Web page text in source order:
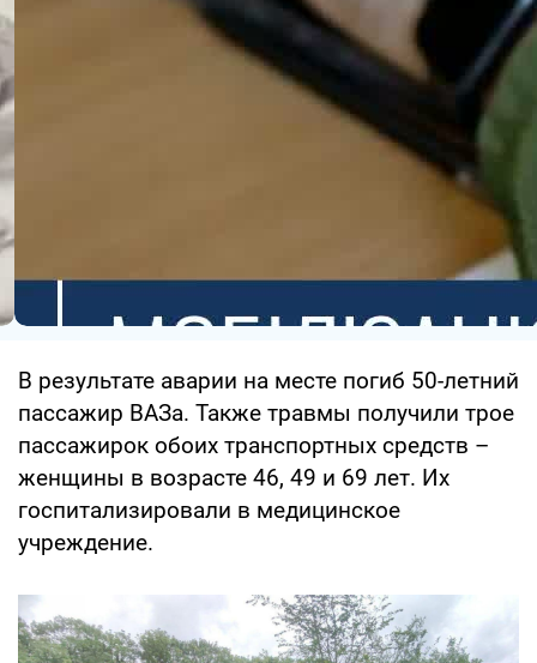
В результате аварии на месте погиб 50-летний
пассажир ВАЗа. Также травмы получили трое
пассажирок обоих транспортных средств –
женщины в возрасте 46, 49 и 69 лет. Их
госпитализировали в медицинское
учреждение.